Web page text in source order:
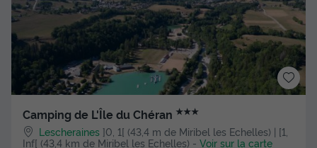
Camping de L'Île du Chéran ★★★
Lescheraines ]0, 1[ (43,4 m de Miribel les Echelles) | [1,
Inf[ (43,4 km de Miribel les Echelles) - Voir sur la carte